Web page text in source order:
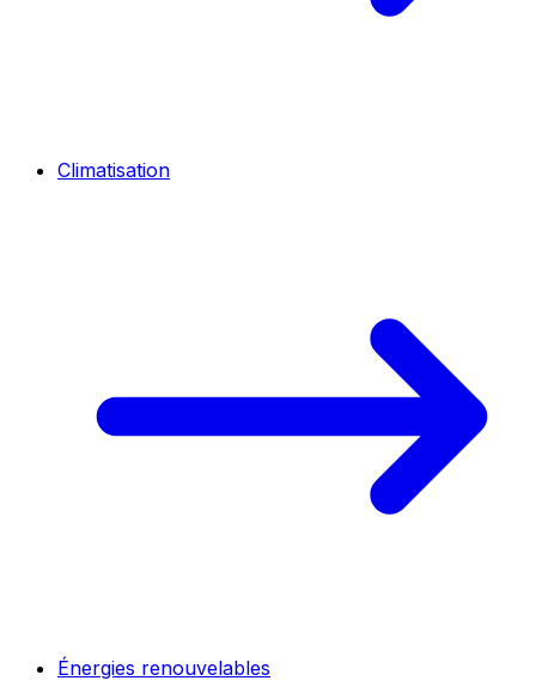
Climatisation
Énergies renouvelables